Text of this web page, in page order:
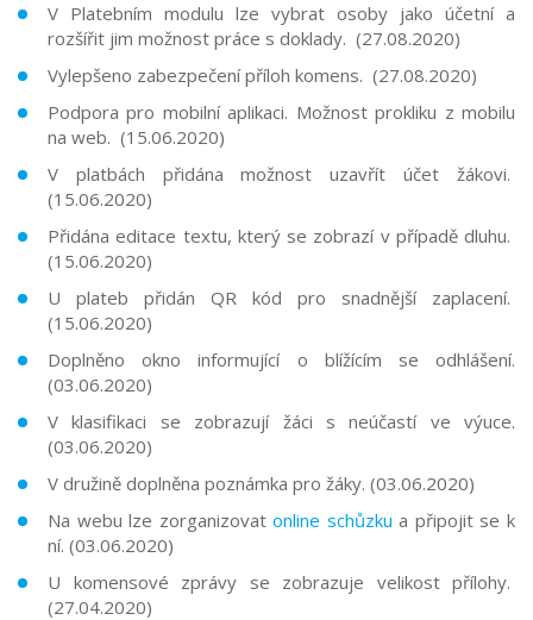
V Platebním modulu lze vybrat osoby jako účetní a
rozšířit jim možnost práce s doklady. (27.08.2020)
Vylepšeno zabezpečení příloh komens. (27.08.2020)
Podpora pro mobilní aplikaci. Možnost prokliku z mobilu
na web. (15.06.2020)
V platbách přidána možnost uzavřít účet žákovi.
(15.06.2020)
Přidána editace textu, který se zobrazí v případě dluhu.
(15.06.2020)
U plateb přidán QR kód pro snadnější zaplacení.
(15.06.2020)
Doplněno okno informující o blížícím se odhlášení.
(03.06.2020)
V klasifikaci se zobrazují žáci s neúčastí ve výuce.
(03.06.2020)
V družině doplněna poznámka pro žáky. (03.06.2020)
Na webu lze zorganizovatonline schůzku a připojit se k
ní. (03.06.2020)
U komensové zprávy se zobrazuje velikost přílohy.
(27.04.2020)